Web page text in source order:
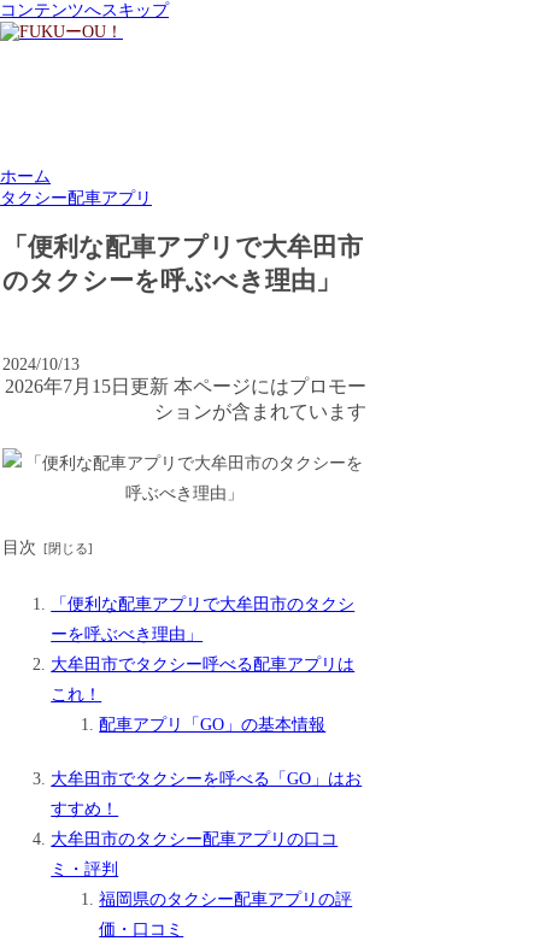
コンテンツへスキップ
ホーム
タクシー配車アプリ
「便利な配車アプリで大牟田市
のタクシーを呼ぶべき理由」
2024/10/13
2026年7月15日更新 本ページにはプロモー
ションが含まれています
目次
「便利な配車アプリで大牟田市のタクシ
ーを呼ぶべき理由」
大牟田市でタクシー呼べる配車アプリは
これ！
配車アプリ「GO」の基本情報
大牟田市でタクシーを呼べる「GO」はお
すすめ！
大牟田市のタクシー配車アプリの口コ
ミ・評判
福岡県のタクシー配車アプリの評
価・口コミ